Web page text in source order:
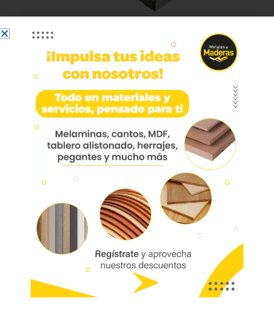
Kit Manija Frontal Metalico
Gris 600mm
Kit Manija Frontal Metalico Gris 600mm
Aplicación: Escritorios, centros de
entretenimiento, oficina.
Marca:
Código:
06112
Referencia:
HSC777-06
Las imágenes mostradas son de referencia y los colores podrían variar
en físico. Los costos de envío son variables y serán asumidos por el
comprador. No incluye servicios como corte, cantos o enchape. Sólo
despachamos tableros en la zona urbana de las ciudades donde